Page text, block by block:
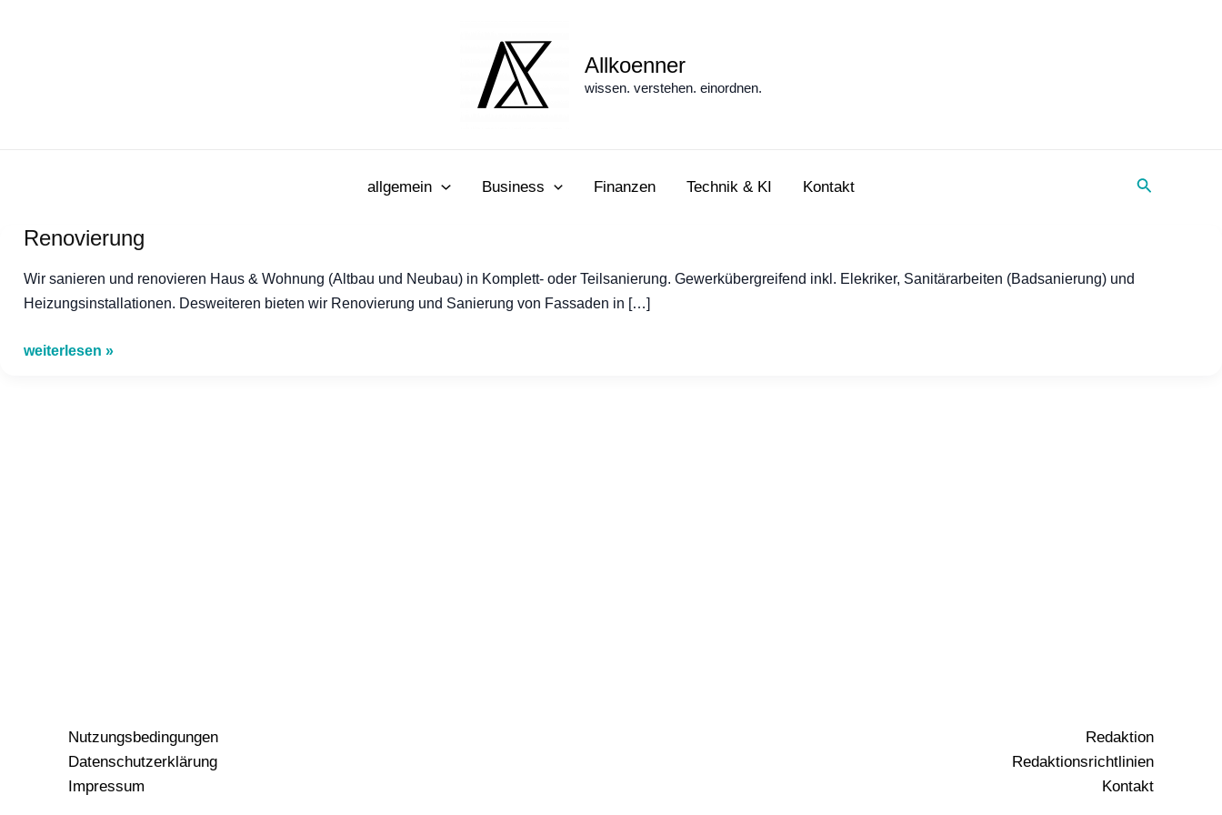
Allkoenner
wissen. verstehen. einordnen.
allgemein Business Finanzen Technik & KI Kontakt Suche
Renovierung
Wir sanieren und renovieren Haus & Wohnung (Altbau und Neubau) in Komplett- oder Teilsanierung. Gewerkübergreifend inkl. Elekriker, Sanitärarbeiten (Badsanierung) und
Heizungsinstallationen. Desweiteren bieten wir Renovierung und Sanierung von Fassaden in […]
Renovierung
weiterlesen »
Nutzungsbedingungen
Datenschutzerklärung
Impressum
Redaktion
Redaktionsrichtlinien
Kontakt